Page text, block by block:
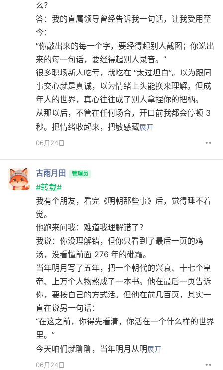
么？
答：我的直属领导曾经告诉我一句话，让我受用至
今：
“你敲出来的每一个字，要经得起别人截图；你说出
来的每一句话，要经得起别人录音。”
很多职场新人吃亏，就吃在 “太过坦白”。以为跟同
事交心就是真诚，以为情绪上头能换来理解。但成
年人的世界，真心往往成了别人拿捏你的把柄。
从那以后，不管在任何场合，开口前我都会停顿 3
秒。把情绪收起来，把敏感藏展开
06月24日
••
古雨月田 管理员
#转载#
我有个朋友，看完《明朝那些事》后，觉得睡不着
觉。
他跑来问我：难道我理解错了？
我说：你没理解错，但你只看到了最后一页的鸡
汤，没看懂前面 276 年的砒霜。
当年明月写了五年，把一个朝代的兴衰、十七个皇
帝、上万个人物熬成了一本书。他在最后一页告诉
你，要按自己的方式活。但他在前几百页，其实一
直在说另一句话：
“在这之前，你得先看清，你活在一个什么样的世界
里。”
今天咱们就聊聊，当年明月从明展开
06月24日
••